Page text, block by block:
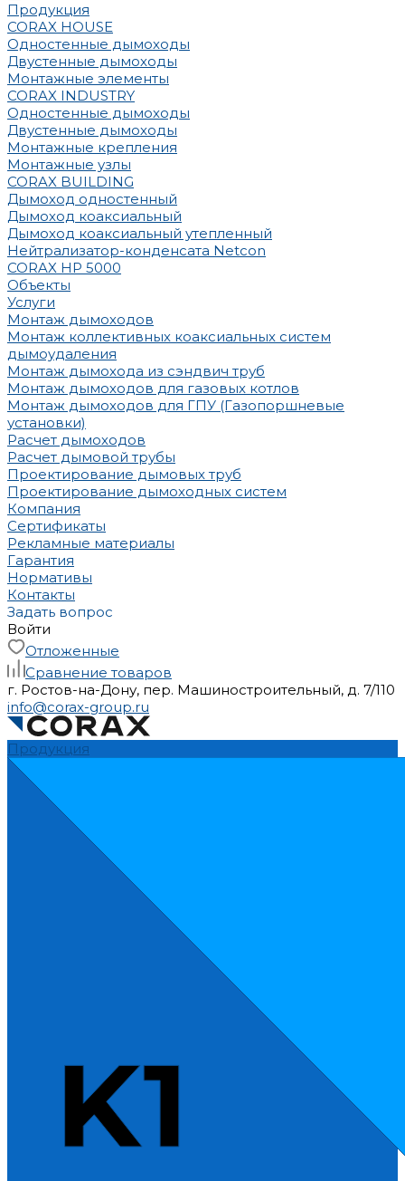
Продукция
CORAX HOUSE
Одностенные дымоходы
Двустенные дымоходы
Монтажные элементы
CORAX INDUSTRY
Одностенные дымоходы
Двустенные дымоходы
Монтажные крепления
Монтажные узлы
CORAX BUILDING
Дымоход одностенный
Дымоход коаксиальный
Дымоход коаксиальный утепленный
Нейтрализатор-конденсата Netcon
CORAX HP 5000
Объекты
Услуги
Монтаж дымоходов
Монтаж коллективных коаксиальных систем
дымоудаления
Монтаж дымохода из сэндвич труб
Монтаж дымоходов для газовых котлов
Монтаж дымоходов для ГПУ (Газопоршневые
установки)
Расчет дымоходов
Расчет дымовой трубы
Проектирование дымовых труб
Проектирование дымоходных систем
Компания
Сертификаты
Рекламные материалы
Гарантия
Нормативы
Контакты
Задать вопрос
Войти
Отложенные
Сравнение товаров
г. Ростов-на-Дону, пер. Машиностроительный, д. 7/110
info@corax-group.ru
Продукция